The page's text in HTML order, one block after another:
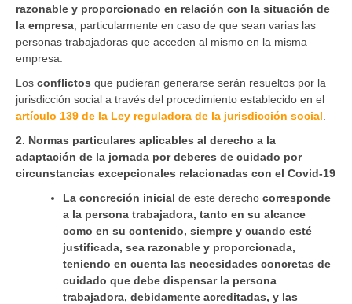
razonable y proporcionado en relación con la situación de
la empresa , particularmente en caso de que sean varias las
personas trabajadoras que acceden al mismo en la misma
empresa.
Los conflictos que pudieran generarse serán resueltos por la
jurisdicción social a través del procedimiento establecido en el
artículo 139 de la Ley reguladora de la jurisdicción social
2. Normas particulares aplicables al derecho a la
adaptación de la jornada por deberes de cuidado por
circunstancias excepcionales relacionadas con el Covid-19
La concreción inicial de este derecho corresponde
a la persona trabajadora, tanto en su alcance
como en su contenido, siempre y cuando esté
justificada, sea razonable y proporcionada,
teniendo en cuenta las necesidades concretas de
cuidado que debe dispensar la persona
trabajadora, debidamente acreditadas, y las